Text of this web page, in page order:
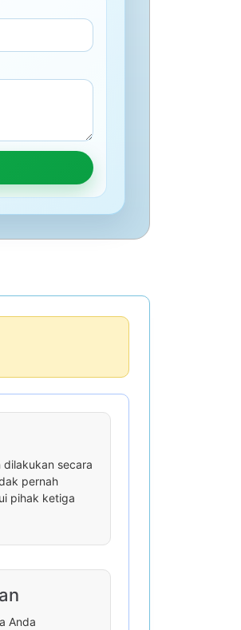
dilakukan secara
pernah
pihak ketiga
Anda